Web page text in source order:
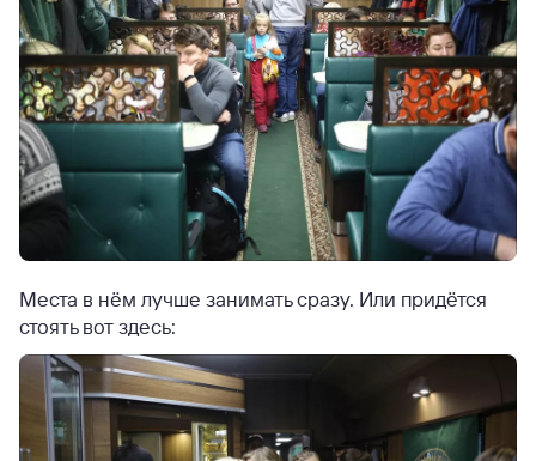
Места в нём лучше занимать сразу. Или придётся
стоять вот здесь: